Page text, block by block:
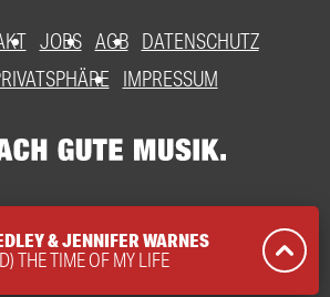
JOBS AGB DATENSCHUTZ
IMPRESSUM
& JENNIFER WARNES
THE TIME OF MY LIFE